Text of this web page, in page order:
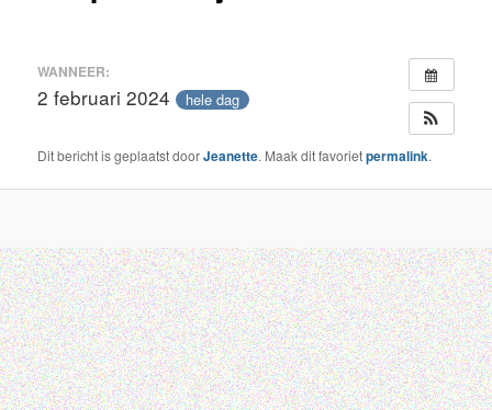
WANNEER:
2 februari 2024 hele dag
Dit bericht is geplaatst doorJeanette. Maak dit favorietpermalink.